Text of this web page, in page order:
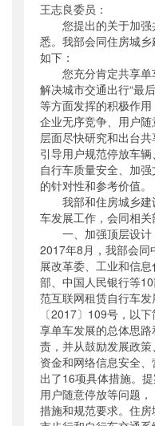
公开日期：2018
主题词：
机构分类
主题分类：公众参
公文类型：其他
王志良委员：
您提出的关于加强
悉。我部会同住房城
如下：
您充分肯定共享单
解决城市交通出行“最
等方面发挥的积极作
企业无序竞争、用户
层面尽快研究和出台
引导用户规范停放车
自行车质量安全、加
的针对性和参考价值。
我部和住房城乡建
车发展工作，会同相关
一、加强顶层设计
2017年8月，我部会同
展改革委、工业和信
部、中国人民银行等
范互联网租赁自行车
〔2017〕109号，以
享单车发展的总体思
责，并从鼓励发展政
资金和网络信息安全
出了16项具体措施。
用户随意停放等问题
措施和规范要求。住